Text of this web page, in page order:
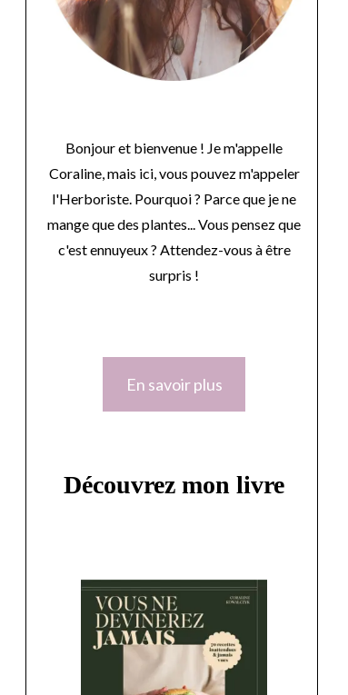
Bonjour et bienvenue ! Je m'appelle
Coraline, mais ici, vous pouvez m'appeler
l'Herboriste. Pourquoi ? Parce que je ne
mange que des plantes... Vous pensez que
c'est ennuyeux ? Attendez-vous à être
surpris !
En savoir plus
Découvrez mon livre